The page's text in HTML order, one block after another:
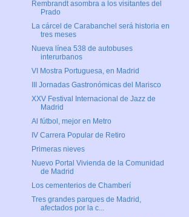
Rembrandt asombra a los visitantes del
Prado
La cárcel de Carabanchel será historia en
tres meses
Nueva línea 538 de autobuses
interurbanos
VI Mostra Portuguesa, en Madrid
III Jornadas Gastronómicas del Marisco
XXV Festival Internacional de Jazz de
Madrid
Al fútbol, mejor en Metro
IV Carrera Popular de Retiro
Primeras nieves
Nuevo Portal Vivienda de la Comunidad
de Madrid
Los cementerios de Chamberí
Tres grandes parques de Madrid,
afectados por la c...